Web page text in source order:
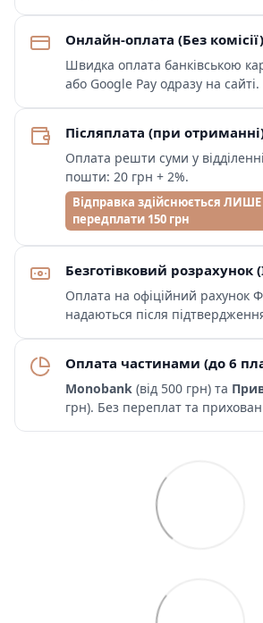
Онлайн-оплата (Без комісії)
Швидка оплата банківською
або Google Pay одразу на сайті.
Післяплата (при
Оплата решти суми у
пошти: 20 грн + 2%.
Відправка здійснюється ЛИШЕ
передплати 150 грн
Безготівковий розрахунок
Оплата на офіційний рахунок
надаються після
Оплата частинами (до 6
Monobank (від 500 грн) та
грн). Без переплат та